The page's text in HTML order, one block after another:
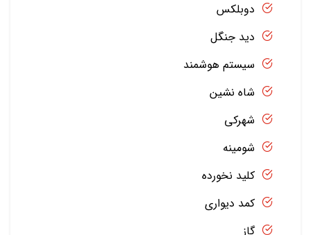
دوبلکس
دید جنگل
سیستم هوشمند
شاه نشین
شهرکی
شومینه
کلید نخورده
کمد دیواری
گاز